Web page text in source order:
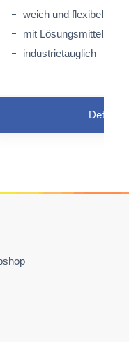
weich und flexibel
mit Lösungsmittel
industrietauglich
Details